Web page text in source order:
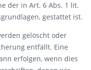
der in Art. 6 Abs. 1 lit.
gestattet ist.
gelöscht oder
entfällt. Eine
erfolgen, wenn dies